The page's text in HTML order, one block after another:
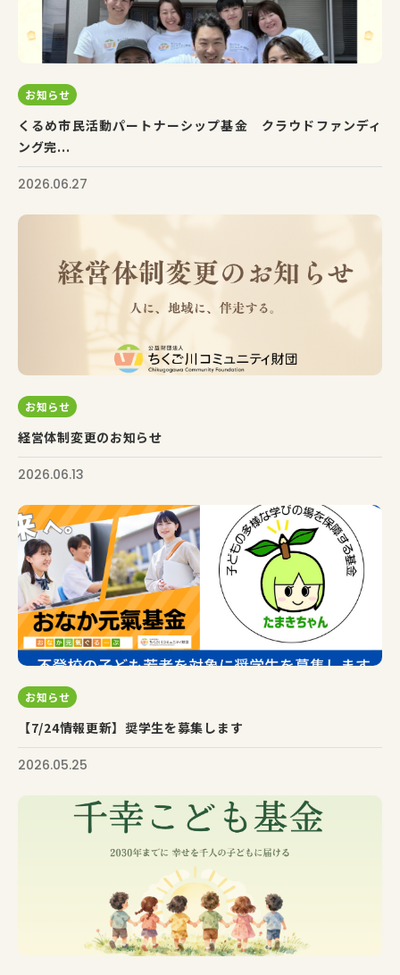
お知らせ
くるめ市民活動パートナーシップ基金 クラウドファンディ
ング完...
2026.06.27
お知らせ
経営体制変更のお知らせ
2026.06.13
お知らせ
【7/24情報更新】奨学生を募集します
2026.05.25